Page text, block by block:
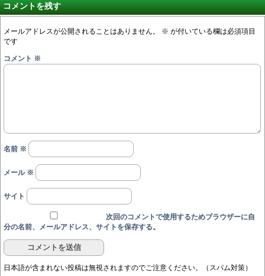
コメントを残す
メールアドレスが公開されることはありません。 ※ が付いている欄は必須項目
です
コメント ※
名前 ※
メール ※
サイト
次回のコメントで使用するためブラウザーに自
分の名前、メールアドレス、サイトを保存する。
日本語が含まれない投稿は無視されますのでご注意ください。（スパム対策）